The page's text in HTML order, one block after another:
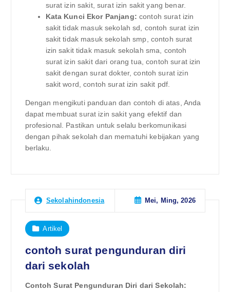
surat izin sakit, surat izin sakit yang benar.
Kata Kunci Ekor Panjang: contoh surat izin
sakit tidak masuk sekolah sd, contoh surat izin
sakit tidak masuk sekolah smp, contoh surat
izin sakit tidak masuk sekolah sma, contoh
surat izin sakit dari orang tua, contoh surat izin
sakit dengan surat dokter, contoh surat izin
sakit word, contoh surat izin sakit pdf.
Dengan mengikuti panduan dan contoh di atas, Anda
dapat membuat surat izin sakit yang efektif dan
profesional. Pastikan untuk selalu berkomunikasi
dengan pihak sekolah dan mematuhi kebijakan yang
berlaku.
Sekolahindonesia Mei, Ming, 2026
Artikel
contoh surat pengunduran diri
dari sekolah
Contoh Surat Pengunduran Diri dari Sekolah: